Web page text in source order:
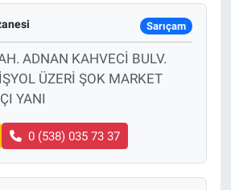
Sarıçam
ADNAN KAHVECİ BULV.
ÜZERİ ŞOK MARKET
YANI
0 (538) 035 73 37